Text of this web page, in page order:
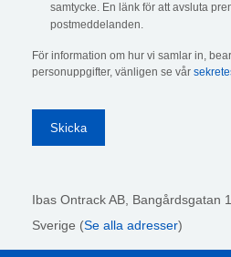
samtycke. En länk för att avsluta
postmeddelanden.
För information om hur vi samlar in,
personuppgifter, vänligen se vår
Ibas Ontrack AB, Bangårdsgatan
Sverige (Se alla adresser)